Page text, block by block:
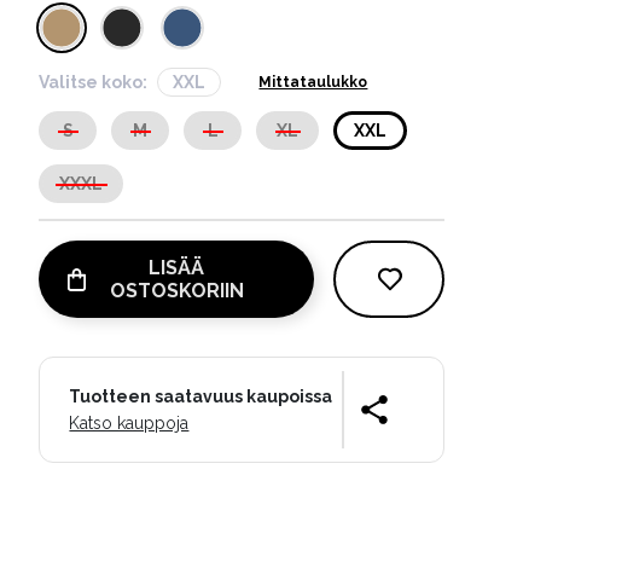
Valitse koko: XXL Mittataulukko
S M L XL XXL
XXXL
LISÄÄ
OSTOSKORIIN
Tuotteen saatavuus kaupoissa
Katso kauppoja